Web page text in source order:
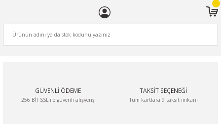
GÜVENLİ ÖDEME
256 BİT SSL ile güvenli alışveriş
TAKSİT SEÇENEĞİ
Tüm kartlara 9 taksit imkanı